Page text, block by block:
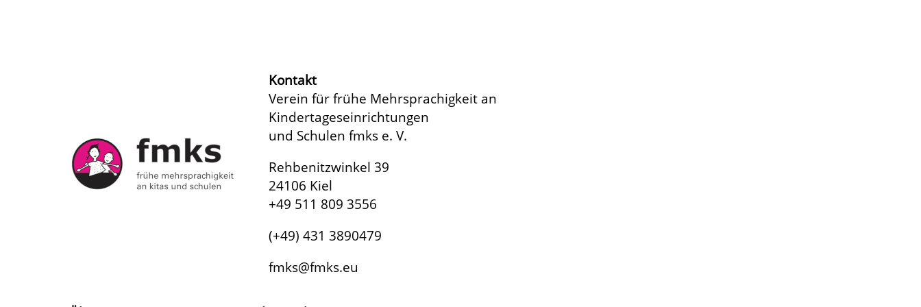
Kontakt
Verein für frühe Mehrsprachigkeit an
Kindertageseinrichtungen
und Schulen fmks e. V.
Rehbenitzwinkel 39
24106 Kiel
+49 511 809 3556
(+49) 431 3890479
fmks@fmks.eu